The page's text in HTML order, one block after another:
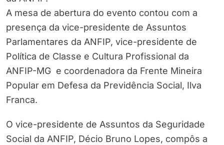
A mesa de abertura do evento contou com a
presença da vice-presidente de Assuntos
Parlamentares da ANFIP, vice-presidente de
Política de Classe e Cultura Profissional da
ANFIP-MG e coordenadora da Frente Mineira
Popular em Defesa da Previdência Social, Ilva
Franca.
O vice-presidente de Assuntos da Seguridade
Social da ANFIP, Décio Bruno Lopes, compôs a